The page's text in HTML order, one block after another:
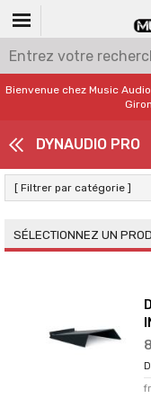
Bienvenue chez Music
DYNAUDIO PRO
[ Filtrer par catégorie ]